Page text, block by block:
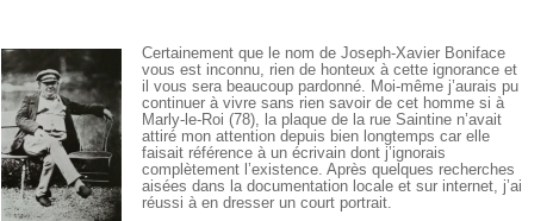
Certainement que le nom de Joseph-Xavier Boniface
vous est inconnu, rien de honteux à cette ignorance et
il vous sera beaucoup pardonné. Moi-même j’aurais pu
continuer à vivre sans rien savoir de cet homme si à
Marly-le-Roi (78), la plaque de la rue Saintine n’avait
attiré mon attention depuis bien longtemps car elle
faisait référence à un écrivain dont j’ignorais
complètement l’existence. Après quelques recherches
aisées dans la documentation locale et sur internet, j’ai
réussi à en dresser un court portrait.